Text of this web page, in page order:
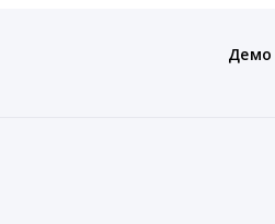
Демо